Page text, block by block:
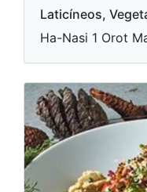
Laticíneos,
Ha-Nasi 1 Orot